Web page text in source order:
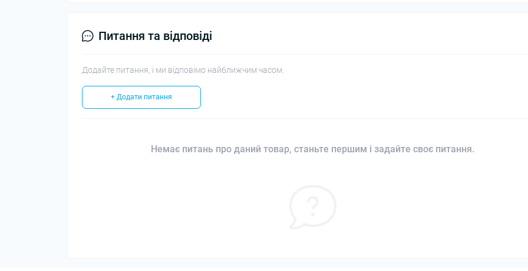
Питання та відповіді
Додайте питання, і ми відповімо найближчим часом.
+ Додати питання
Немає питань про даний товар, станьте першим і задайте своє питання.